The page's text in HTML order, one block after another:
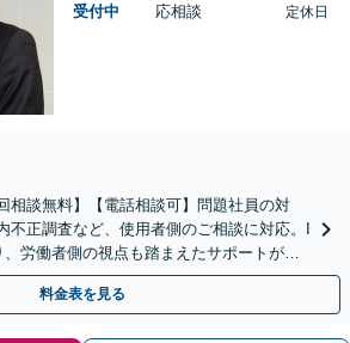
受付中
応相談
定休日
相談無料】【電話相談可】問題社員の対
不正調査など、使用者側のご相談に対応。I
労働者側の視点も踏まえたサポートが可
ださい。【夜間・土日相談可】
料金表を見る